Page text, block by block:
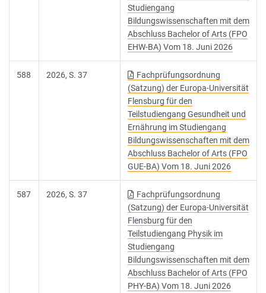
Studiengang
Bildungswissenschaften mit dem
Abschluss Bachelor of Arts (FPO
EHW-BA) Vom 18. Juni 2026
588 2026, S. 37
Fachprüfungsordnung
(Satzung) der Europa-Universität
Flensburg für den
Teilstudiengang Gesundheit und
Ernährung im Studiengang
Bildungswissenschaften mit dem
Abschluss Bachelor of Arts (FPO
GUE-BA) Vom 18. Juni 2026
587 2026, S. 37
Fachprüfungsordnung
(Satzung) der Europa-Universität
Flensburg für den
Teilstudiengang Physik im
Studiengang
Bildungswissenschaften mit dem
Abschluss Bachelor of Arts (FPO
PHY-BA) Vom 18. Juni 2026